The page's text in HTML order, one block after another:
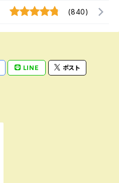
(840)
LINE ポスト